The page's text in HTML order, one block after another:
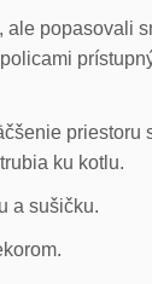
popasovali
priestoru
ku kotlu.
a sušičku.